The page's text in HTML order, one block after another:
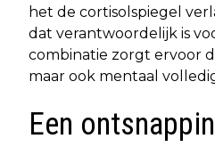
het de cortisolspiegel
dat verantwoordelijk is
combinatie zorgt ervoor
maar ook mentaal
Een